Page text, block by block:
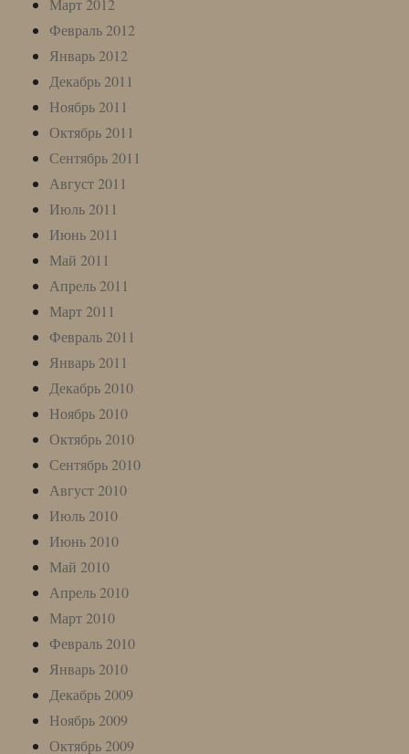
Март 2012
Февраль 2012
Январь 2012
Декабрь 2011
Ноябрь 2011
Октябрь 2011
Сентябрь 2011
Август 2011
Июль 2011
Июнь 2011
Май 2011
Апрель 2011
Март 2011
Февраль 2011
Январь 2011
Декабрь 2010
Ноябрь 2010
Октябрь 2010
Сентябрь 2010
Август 2010
Июль 2010
Июнь 2010
Май 2010
Апрель 2010
Март 2010
Февраль 2010
Январь 2010
Декабрь 2009
Ноябрь 2009
Октябрь 2009